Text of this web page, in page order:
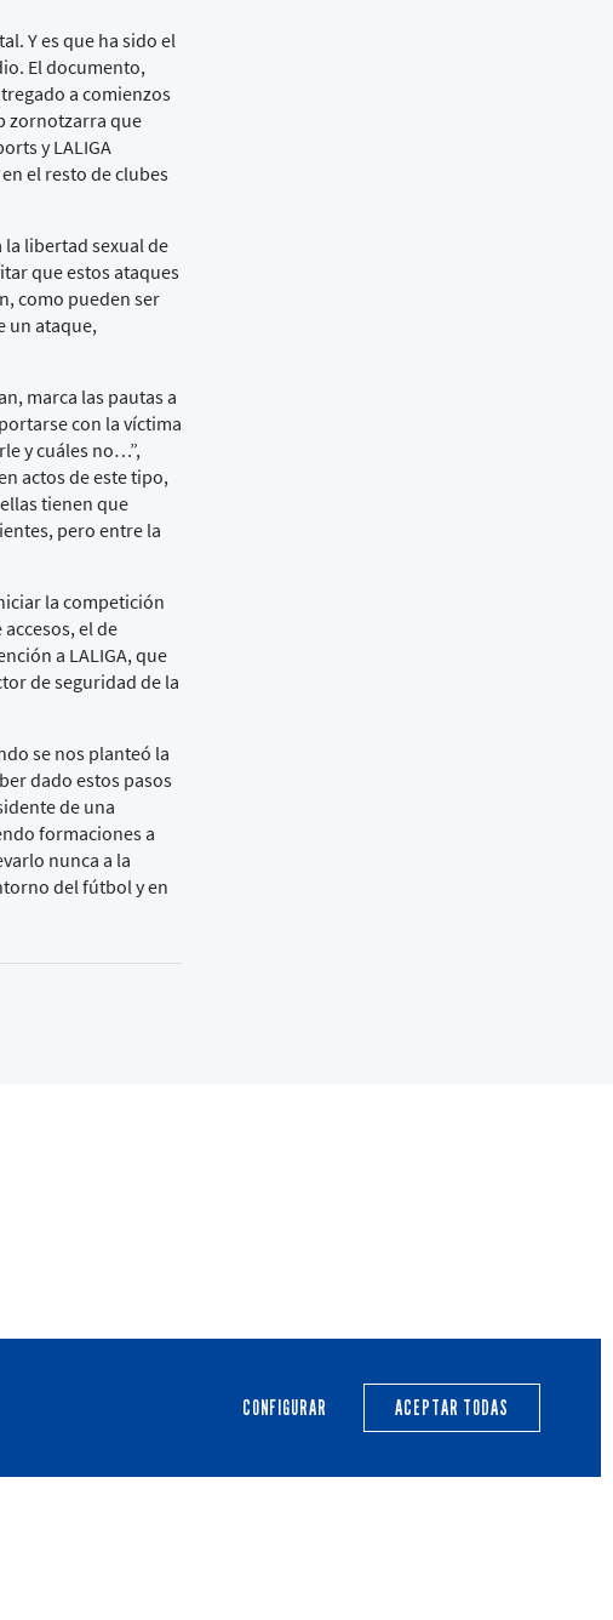
Y es que ha sido el
El documento,
a comienzos
zornotzarra que
y LALIGA
el resto de clubes
libertad sexual de
que estos ataques
como pueden ser
un ataque,
marca las pautas a
con la víctima
y cuáles no…”,
actos de este tipo,
tienen que
pero entre la
la competición
el de
a LALIGA, que
de seguridad de la
se nos planteó la
dado estos pasos
de una
formaciones a
nunca a la
del fútbol y en
ACTUALIDAD CALENDARIO
CONFIGURAR ACEPTAR TODAS